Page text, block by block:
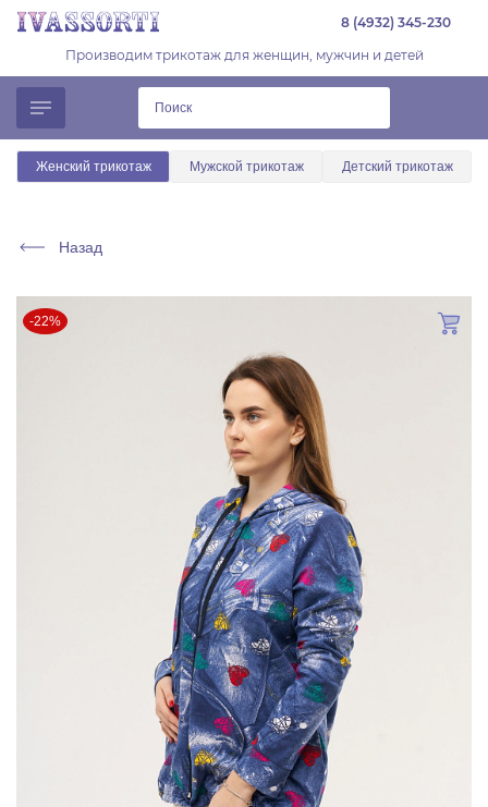
8 (4932) 345-230
Производим трикотаж для женщин, мужчин и детей
Женский трикотаж Мужской трикотаж Детский трикотаж
Назад
-22%